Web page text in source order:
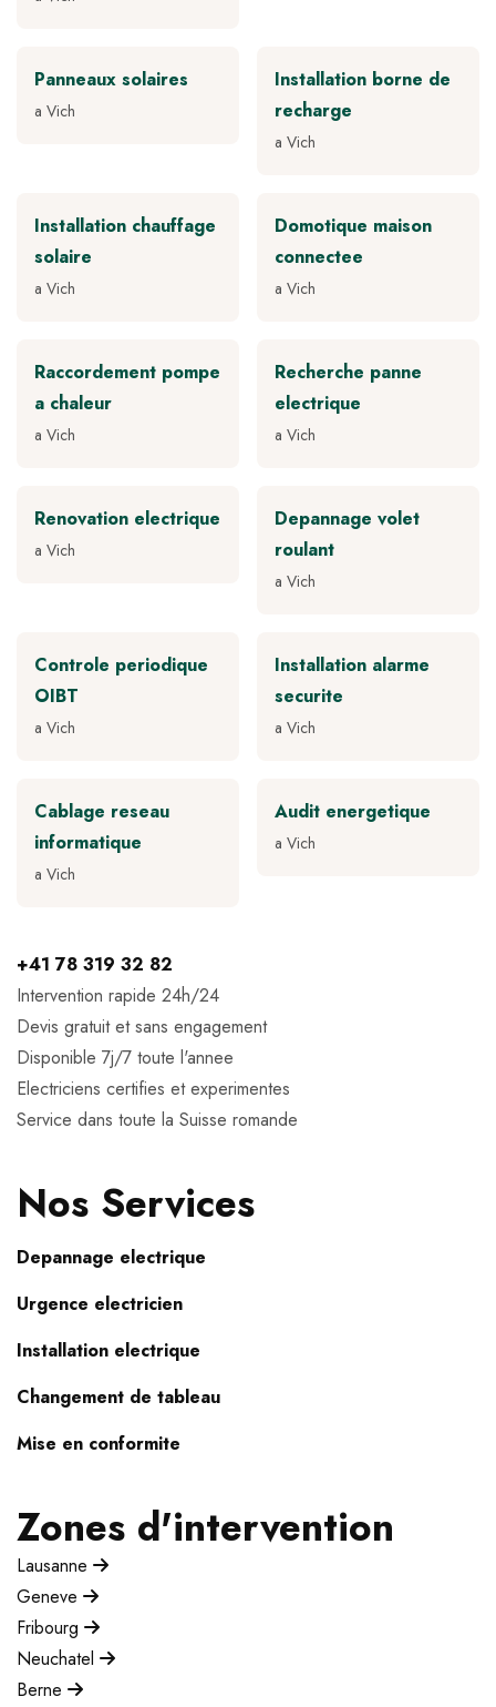
Panneaux solaires
a Vich
Installation borne de
recharge
a Vich
Installation chauffage
solaire
a Vich
Domotique maison
connectee
a Vich
Raccordement pompe
a chaleur
a Vich
Recherche panne
electrique
a Vich
Renovation electrique
a Vich
Depannage volet
roulant
a Vich
Controle periodique
OIBT
a Vich
Installation alarme
securite
a Vich
Cablage reseau
informatique
a Vich
Audit energetique
a Vich
+41 78 319 32 82
Intervention rapide 24h/24
Devis gratuit et sans engagement
Disponible 7j/7 toute l'annee
Electriciens certifies et experimentes
Service dans toute la Suisse romande
Nos Services
Depannage electrique
Urgence electricien
Installation electrique
Changement de tableau
Mise en conformite
Zones d'intervention
Lausanne
Geneve
Fribourg
Neuchatel
Berne